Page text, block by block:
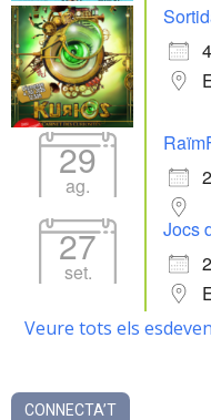
29
ag.
27
set.
Jocs
Veure tots els
CONNECTA’T